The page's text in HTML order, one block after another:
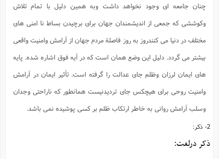
چنان جامعه ای وجود نخواهد داشت وبه همین دلیل با تمام تلاش
وکوششی که جمعی از اندیشمندان جهان برای برچیدن بساط نا امنی های
مختلف در دنیا می کنندروز به روز فاصلة مردم جهان از آرامش وامنیت واقعی
بیشتر می گردد. دلیل این وضع همان است که در آیه فوق اشاره شده. پایه
های ایمان لرزان وظلم جای عدالت را گرفته است. تأثیر ایمان در آرامش
وامنیت روحی برای هیچکس جای تردیدنیست همانطور که ناراحتی وجدان
وسلب آرامش روانی به خاطر ارتکاب ظلم بر کسی پوشیده نمی باشد.
2- ذکر:
ذکر درلغت: